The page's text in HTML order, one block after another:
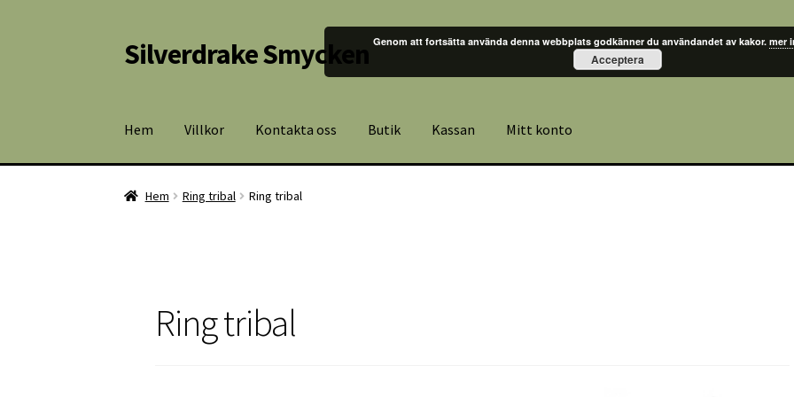
Hoppa
till
Hoppa
till
Silverdrake Smycken
Hem Villkor Kontakta oss Butik Kassan Mitt konto
Hem Ring tribal Ring tribal
Ring tribal
Genom att fortsätta använda denna webbplats godkänner du användandet av kakor. mer
Acceptera